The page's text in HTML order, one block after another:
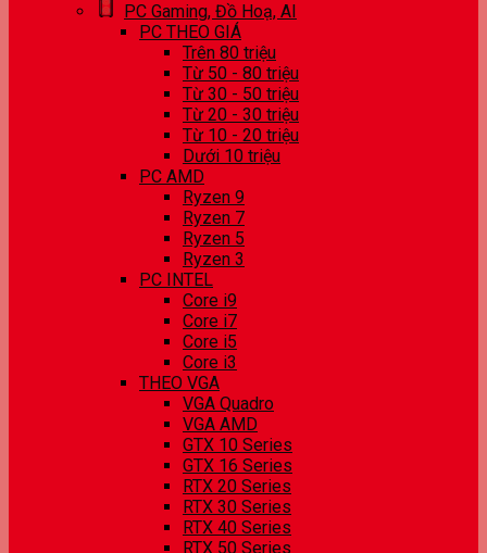
PC Gaming, Đồ Hoạ, AI
PC THEO GIÁ
Trên 80 triệu
Từ 50 - 80 triệu
Từ 30 - 50 triệu
Từ 20 - 30 triệu
Từ 10 - 20 triệu
Dưới 10 triệu
PC AMD
Ryzen 9
Ryzen 7
Ryzen 5
Ryzen 3
PC INTEL
Core i9
Core i7
Core i5
Core i3
THEO VGA
VGA Quadro
VGA AMD
GTX 10 Series
GTX 16 Series
RTX 20 Series
RTX 30 Series
RTX 40 Series
RTX 50 Series